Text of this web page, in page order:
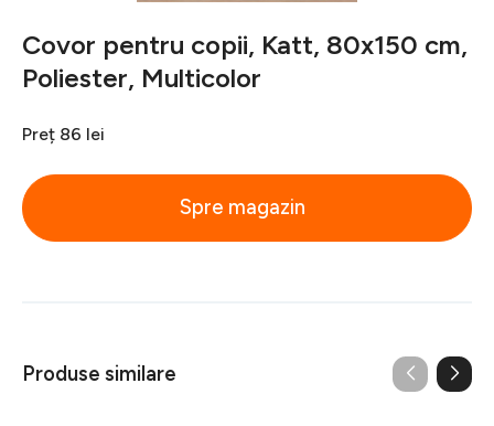
Covor pentru copii, Katt, 80x150 cm,
Poliester, Multicolor
Preț 86 lei
Spre magazin
Produse similare